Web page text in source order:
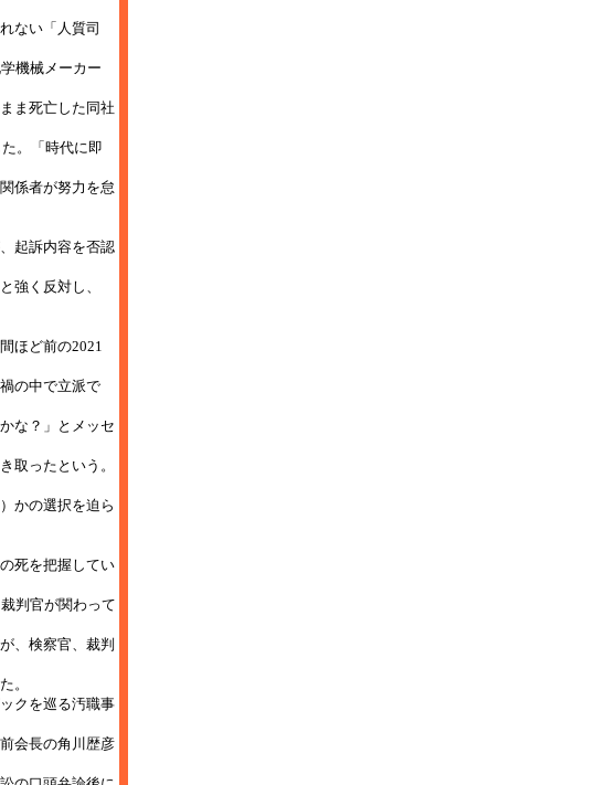
ない「人質司
機械メーカー
ま死亡した同社
。「時代に即
係者が努力を怠
起訴内容を否認
強く反対し、
ほど前の2021
の中で立派で
な？」とメッセ
取ったという。
かの選択を迫ら
死を把握してい
判官が関わって
、検察官、裁判
。
クを巡る汚職事
会長の角川歴彦